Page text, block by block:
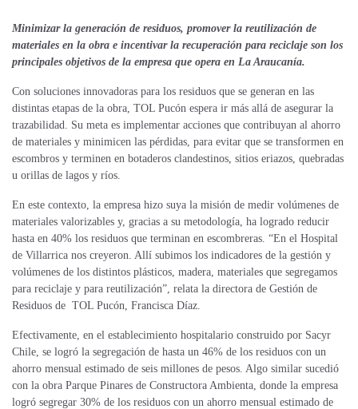
Minimizar la generación de residuos, promover la reutilización de
materiales en la obra e incentivar la recuperación para reciclaje son los
principales objetivos de la empresa que opera en La Araucanía.
Con soluciones innovadoras para los residuos que se generan en las
distintas etapas de la obra, TOL Pucón espera ir más allá de asegurar la
trazabilidad. Su meta es implementar acciones que contribuyan al ahorro
de materiales y minimicen las pérdidas, para evitar que se transformen en
escombros y terminen en botaderos clandestinos, sitios eriazos, quebradas
u orillas de lagos y ríos.
En este contexto, la empresa hizo suya la misión de medir volúmenes de
materiales valorizables y, gracias a su metodología, ha logrado reducir
hasta en 40% los residuos que terminan en escombreras. “En el Hospital
de Villarrica nos creyeron. Allí subimos los indicadores de la gestión y
volúmenes de los distintos plásticos, madera, materiales que segregamos
para reciclaje y para reutilización”, relata la directora de Gestión de
Residuos de TOL Pucón, Francisca Díaz.
Efectivamente, en el establecimiento hospitalario construido por Sacyr
Chile, se logró la segregación de hasta un 46% de los residuos con un
ahorro mensual estimado de seis millones de pesos. Algo similar sucedió
con la obra Parque Pinares de Constructora Ambienta, donde la empresa
logró segregar 30% de los residuos con un ahorro mensual estimado de